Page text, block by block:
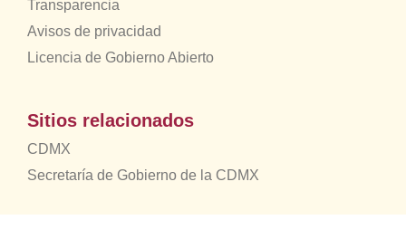
Transparencia
Avisos de privacidad
Licencia de Gobierno Abierto
Sitios relacionados
CDMX
Secretaría de Gobierno de la CDMX